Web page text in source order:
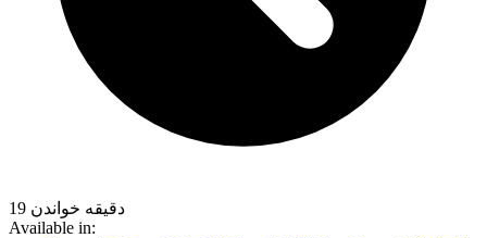
19 دقیقه خواندن
Available in: